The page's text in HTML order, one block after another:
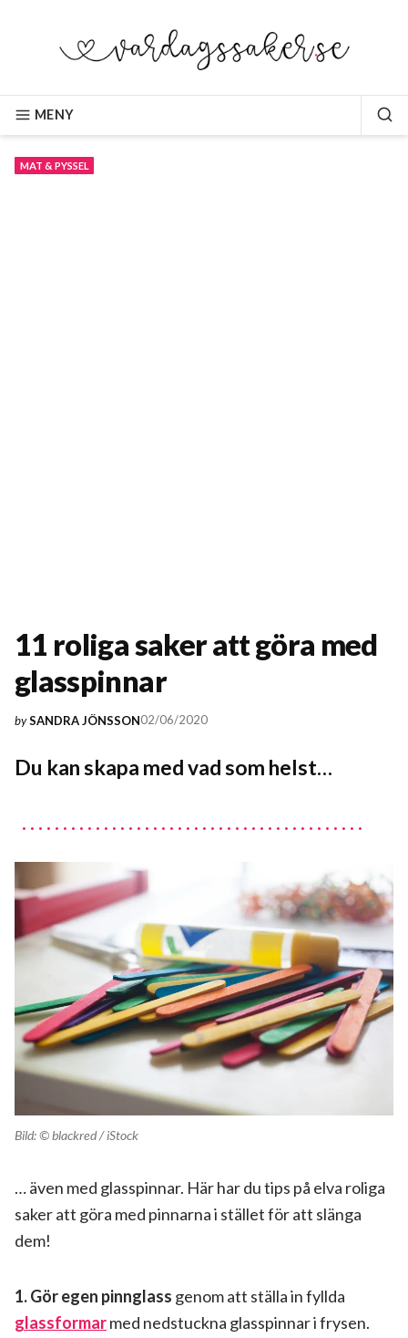
VARDAGSSAKER.SE
MENY
MAT & PYSSEL
11 roliga saker att göra med
glasspinnar
by SANDRA JÖNSSON02/06/2020
Du kan skapa med vad som helst…
Bild: © blackred / iStock
… även med glasspinnar. Här har du tips på elva roliga
saker att göra med pinnarna i stället för att slänga
dem!
1.Gör egen pinnglass genom att ställa in fyllda
glassformarmed nedstuckna glasspinnar i frysen.